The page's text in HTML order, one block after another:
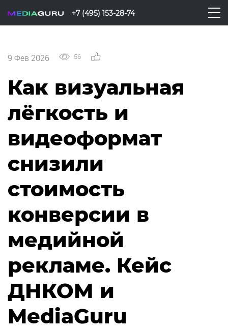
+7 (495) 153-28-74
9 Фев 2026 56
Как визуальная
лёгкость и
видеоформат
снизили
стоимость
конверсии в
медийной
рекламе. Кейс
ДНКОМ и
MediaGuru